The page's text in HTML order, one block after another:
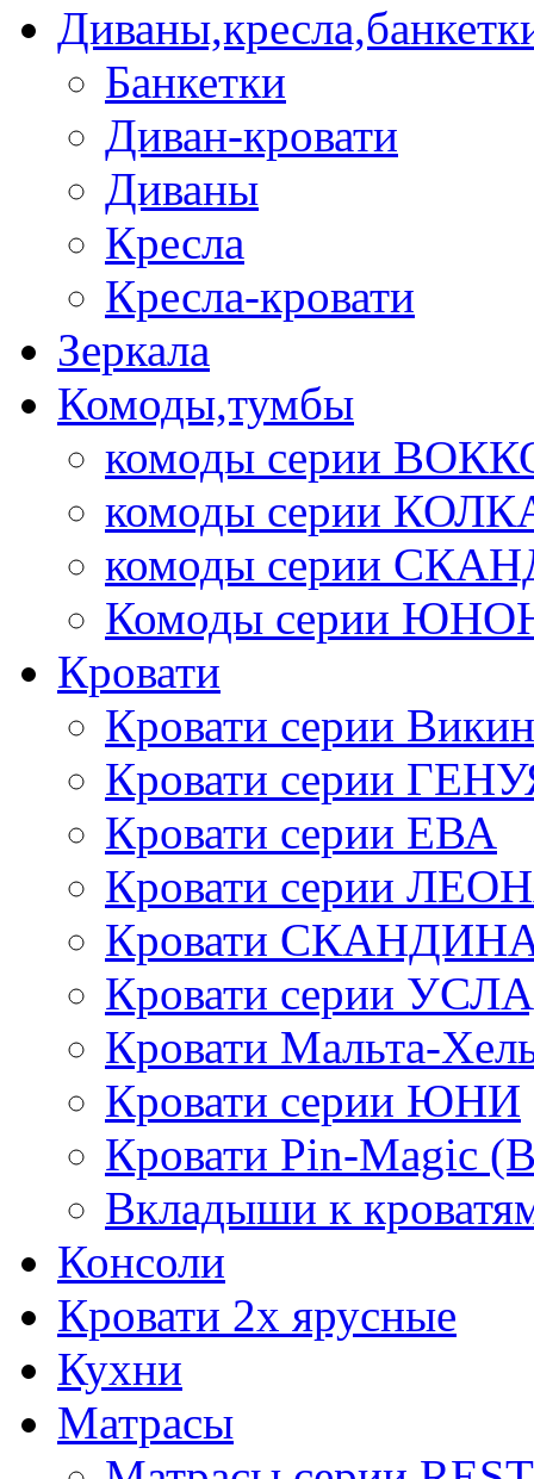
Банкетки
Диван-кровати
Диваны
Кресла
Кресла-кровати
Зеркала
Комоды,тумбы
комоды серии
комоды серии
комоды серии
Комоды серии
Кровати
Кровати серии
Кровати серии
Кровати серии ЕВА
Кровати серии
Кровати
Кровати серии
Кровати Мальта-
Кровати серии ЮНИ
Кровати Pin-Magic
Вкладыши к
Консоли
Кровати 2х ярусные
Кухни
Матрасы